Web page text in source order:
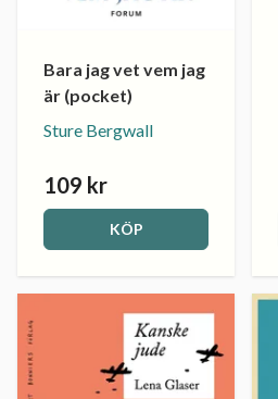
Bara jag vet vem jag
är (pocket)
Sture Bergwall
109 kr
KÖP